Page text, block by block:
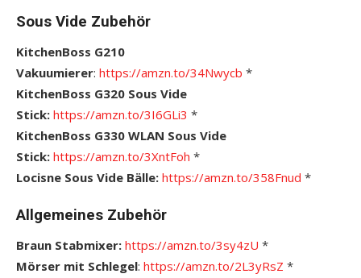
Sous Vide Zubehör
KitchenBoss G210
Vakuumierer: https://amzn.to/34Nwycb *
KitchenBoss G320 Sous Vide
Stick: https://amzn.to/3I6GLi3 *
KitchenBoss G330 WLAN Sous Vide
Stick: https://amzn.to/3XntFoh *
Locisne Sous Vide Bälle: https://amzn.to/358Fnud *
Allgemeines Zubehör
Braun Stabmixer: https://amzn.to/3sy4zU *
Mörser mit Schlegel: https://amzn.to/2L3yRsZ *